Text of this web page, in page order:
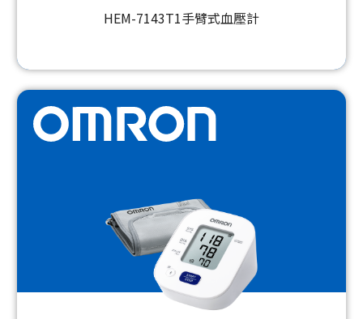
HEM-7143T1手臂式血壓計